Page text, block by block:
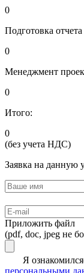
0
Подготовка отчета
0
Менеджмент
0
Итого:
0
(без учета НДС)
Заявка на данную
Приложить файл
(pdf, doc, jpeg не
Я
персональными